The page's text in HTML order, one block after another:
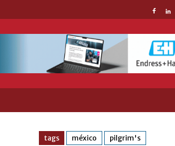
tags méxico pilgrim's